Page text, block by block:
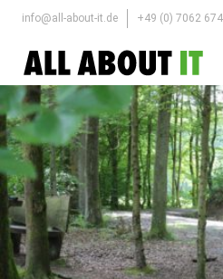
info@all-about-it.de +49 (0) 7062